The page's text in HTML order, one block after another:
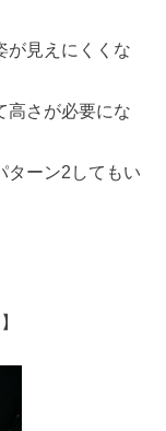
が見えにくくな
高さが必要にな
ターン2してもい